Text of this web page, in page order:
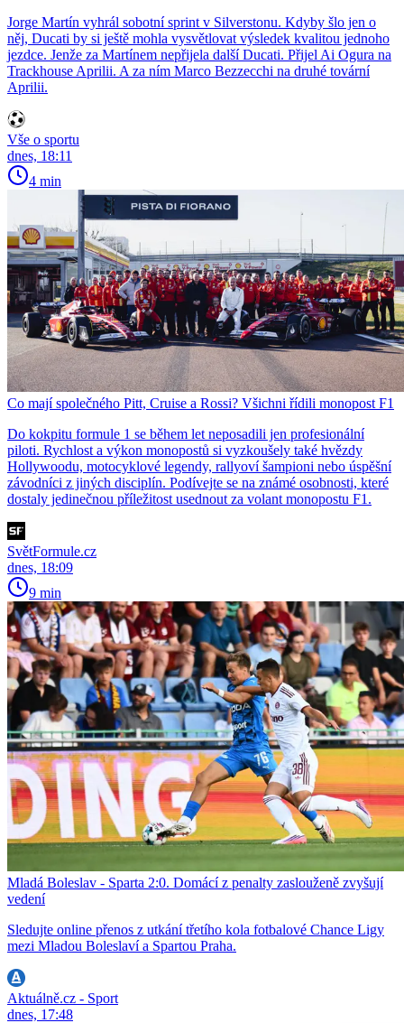
Jorge Martín vyhrál sobotní sprint v Silverstonu. Kdyby šlo jen o
něj, Ducati by si ještě mohla vysvětlovat výsledek kvalitou jednoho
jezdce. Jenže za Martínem nepřijela další Ducati. Přijel Ai Ogura na
Trackhouse Aprilii. A za ním Marco Bezzecchi na druhé tovární
Aprilii.
Vše o sportu
dnes, 18:11
4 min
Co mají společného Pitt, Cruise a Rossi? Všichni řídili monopost F1
Do kokpitu formule 1 se během let neposadili jen profesionální
piloti. Rychlost a výkon monopostů si vyzkoušely také hvězdy
Hollywoodu, motocyklové legendy, rallyoví šampioni nebo úspěšní
závodníci z jiných disciplín. Podívejte se na známé osobnosti, které
dostaly jedinečnou příležitost usednout za volant monopostu F1.
SvětFormule.cz
dnes, 18:09
9 min
Mladá Boleslav - Sparta 2:0. Domácí z penalty zaslouženě zvyšují
vedení
Sledujte online přenos z utkání třetího kola fotbalové Chance Ligy
mezi Mladou Boleslaví a Spartou Praha.
Aktuálně.cz - Sport
dnes, 17:48